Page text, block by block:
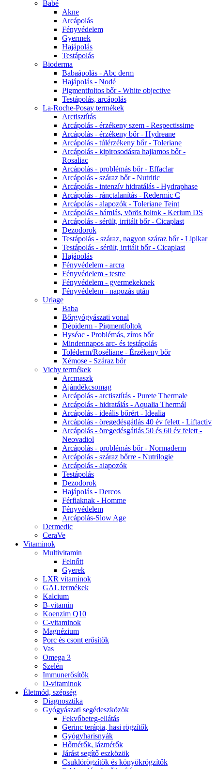
Babé
Akne
Arcápolás
Fényvédelem
Gyermek
Hajápolás
Testápolás
Bioderma
Babaápolás - Abc derm
Hajápolás - Nodé
Pigmentfoltos bőr - White objective
Testápolás, arcápolás
La-Roche-Posay termékek
Arctisztítás
Arcápolás - érzékeny szem - Respectissime
Arcápolás - érzékeny bőr - Hydreane
Arcápolás - túlérzékeny bőr - Toleriane
Arcápolás - kipirosodásra hajlamos bőr -
Rosaliac
Arcápolás - problémás bőr - Effaclar
Arcápolás - száraz bőr - Nutritic
Arcápolás - intenzív hidratálás - Hydraphase
Arcápolás - ránctalanítás - Redermic C
Arcápolás - alapozók - Toleriane Teint
Arcápolás - hámlás, vörös foltok - Kerium DS
Arcápolás - sérült, irritált bőr - Cicaplast
Dezodorok
Testápolás - száraz, nagyon száraz bőr - Lipikar
Testápolás - sérült, irritált bőr - Cicaplast
Hajápolás
Fényvédelem - arcra
Fényvédelem - testre
Fényvédelem - gyermekeknek
Fényvédelem - napozás után
Uriage
Baba
Bőrgyógyászati vonal
Dépiderm - Pigmentfoltok
Hyséac - Problémás, zíros bőr
Mindennapos arc- és testápolás
Toléderm/Roséliane - Érzékeny bőr
Xémose - Száraz bőr
Vichy termékek
Arcmaszk
Ajándékcsomag
Arcápolás - arctisztítás - Purete Thermale
Arcápolás - hidratálás - Aqualia Thermál
Arcápolás - ideális bőrért - Idealia
Arcápolás - öregedésgátlás 40 év felett - Liftactiv
Arcápolás - öregedésgátlás 50 és 60 év felett -
Neovadiol
Arcápolás - problémás bőr - Normaderm
Arcápolás - száraz bőrre - Nutrilogie
Arcápolás - alapozók
Testápolás
Dezodorok
Hajápolás - Dercos
Férfiaknak - Homme
Fényvédelem
Arcápolás-Slow Age
Dermedic
CeraVe
Vitaminok
Multivitamin
Felnőtt
Gyerek
LXR vitaminok
GAL termékek
Kalcium
B-vitamin
Koenzim Q10
C-vitaminok
Magnézium
Porc és csont erősítők
Vas
Omega 3
Szelén
Immunerősítők
D-vitaminok
Életmód, szépség
Diagnosztika
Gyógyászati segédeszközök
Fekvőbeteg-ellátás
Gerinc terápia, hasi rögzítők
Gyógyharisnyák
Hőmérők, lázmérők
Járást segítő eszközök
Csuklórögzítők és könyökrögzítők